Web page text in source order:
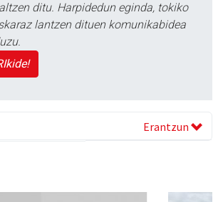
ditu. Harpidedun eginda, tokiko
lantzen dituen komunikabidea
Erantzun